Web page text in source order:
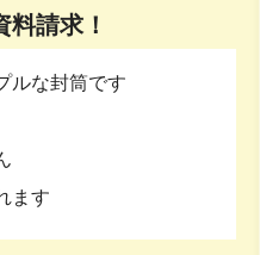
料請求！
ルな封筒です
ます